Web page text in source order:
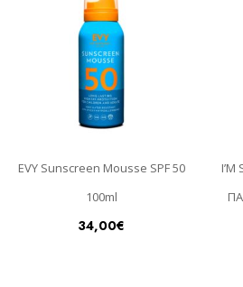
EVY Sunscreen Mousse SPF 50
100ml
34,00€
I’M